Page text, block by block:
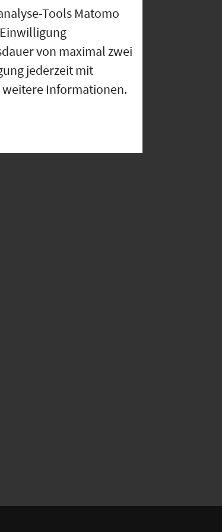
Tools Matomo
von maximal zwei
jederzeit mit
Informationen.